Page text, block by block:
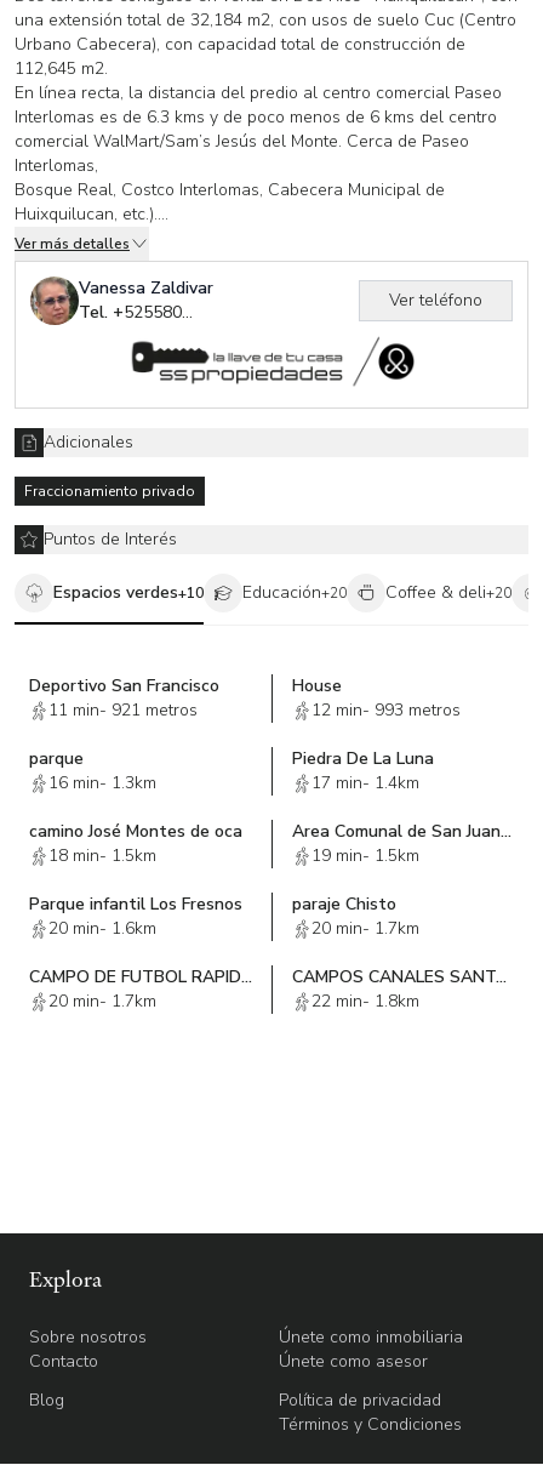
una extensión total de 32,184 m2, con usos de suelo Cuc (Centro
Urbano Cabecera), con capacidad total de construcción de
112,645 m2.
En línea recta, la distancia del predio al centro comercial Paseo
Interlomas es de 6.3 kms y de poco menos de 6 kms del centro
comercial WalMart/Sam’s Jesús del Monte. Cerca de Paseo
Interlomas,
Bosque Real, Costco Interlomas, Cabecera Municipal de
Huixquilucan, etc.).
En principio, dichos terrenos se manejan como unidad, bajo la
premisa que así puede ser más conveniente para desarrollo, pero
se pueden vender en 2 partes: El terreno que da a la calle con
una superficie de 9,350 m2 y el terreno del fondo con 22,834 m2.
Este terreno es una gran oportunidad como reserva territorial. Es
un espacio idóneo para un desarrollo múltiple(comercial, servicios,
oficinas, residencial). Rodeado de una gran reserva ecológica, muy
cerca de grandes accesos y construcciones. El precio mostrado de
$2,200.00 es x m2. Sl
“El precio mostrado no incluye el impuesto que genera la
compraventa, así como gastos notariales y avalúos”.
Ver más detalles
Vanessa Zaldivar
Tel. +525580373916
Ver teléfono
Adicionales
Fraccionamiento privado
Puntos de Interés
Espacios verdes+10 Educación+20 Coffee & deli+20
Deportivo San Francisco
11 min- 921 metros
House
12 min- 993 metros
parque
16 min- 1.3km
Piedra De La Luna
17 min- 1.4km
camino José Montes de oca
18 min- 1.5km
Area Comunal de San Juan Bautista
19 min- 1.5km
Parque infantil Los Fresnos
20 min- 1.6km
paraje Chisto
20 min- 1.7km
CAMPO DE FUTBOL RAPIDO SANTA CRUZ AYOTUXCO
20 min- 1.7km
CAMPOS CANALES SANTA CRUZ AYOTUXCO
22 min- 1.8km
Explora
Sobre nosotros
Contacto
Únete como inmobiliaria
Únete como asesor
Blog
Política de privacidad
Términos y Condiciones